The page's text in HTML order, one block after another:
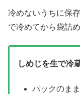
冷めないうちに保
で冷めてから袋詰
しめじを生で冷
パックのま